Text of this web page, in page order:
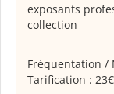
exposants
collection
Fréquentation /
Tarification :